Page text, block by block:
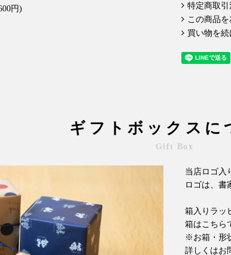
円)
特定商取引
この商品
買い物を続
ギフトボックスに
Gift Box
当店ロゴ入
ロゴは、書
箱入りラッ
箱はこちら
※お箱・形
詳しくはお